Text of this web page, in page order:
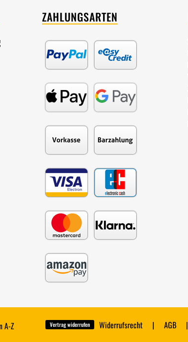
ZAHLUNGSARTEN
A-Z Vertrag widerrufen Widerrufsrecht AGB